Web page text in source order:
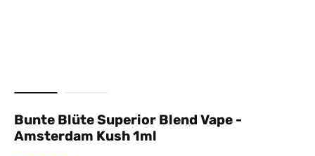
Bunte Blüte Superior Blend Vape -
Amsterdam Kush 1ml